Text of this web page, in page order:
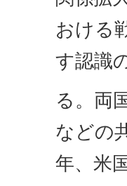
おける
す認識
る。両
などの
年、米